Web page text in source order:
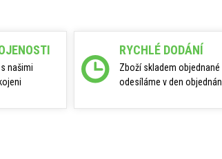
našimi
RYCHLÉ DODÁNÍ
Zboží skladem objednané
odesíláme v den